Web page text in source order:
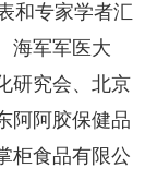
和专家学者汇
海军军医大
研究会、北京
阿阿胶保健品
柜食品有限公